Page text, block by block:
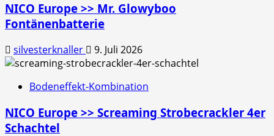
NICO Europe >> Mr. Glowyboo
Fontänenbatterie
silvesterknaller 9. Juli 2026
Bodeneffekt-Kombination
NICO Europe >> Screaming Strobecrackler 4er
Schachtel